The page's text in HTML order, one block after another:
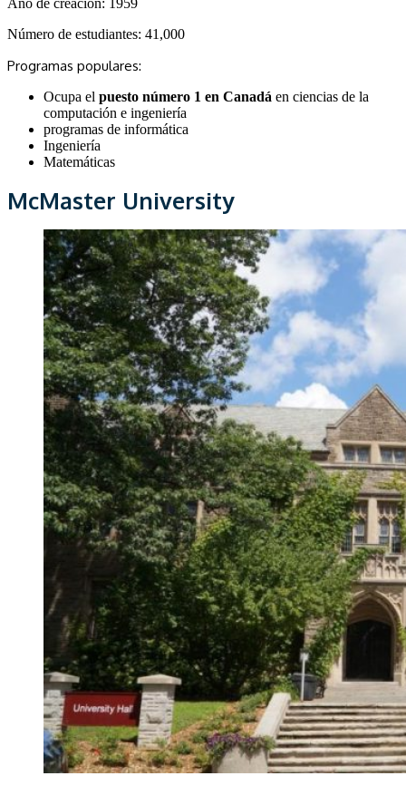
Número de estudiantes: 41,000
Programas populares:
Ocupa el puesto número 1 en Canadá en ciencias de la
computación e ingeniería
programas de informática
Ingeniería
Matemáticas
McMaster University